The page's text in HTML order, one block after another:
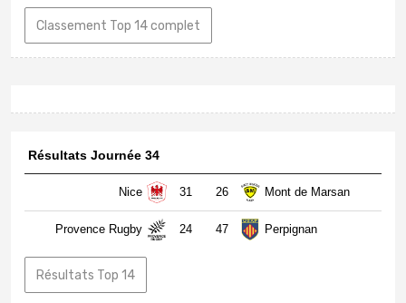
Classement Top 14 complet
Résultats Journée 34
Nice 31 26 Mont de Marsan
Provence Rugby 24 47 Perpignan
Résultats Top 14